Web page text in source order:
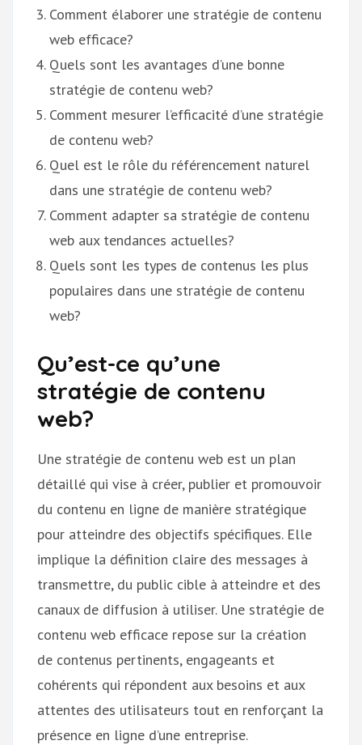
Comment élaborer une stratégie de contenu
web efficace?
Quels sont les avantages d’une bonne
stratégie de contenu web?
Comment mesurer l’efficacité d’une stratégie
de contenu web?
Quel est le rôle du référencement naturel
dans une stratégie de contenu web?
Comment adapter sa stratégie de contenu
web aux tendances actuelles?
Quels sont les types de contenus les plus
populaires dans une stratégie de contenu
web?
Qu’est-ce qu’une
stratégie de contenu
web?
Une stratégie de contenu web est un plan
détaillé qui vise à créer, publier et promouvoir
du contenu en ligne de manière stratégique
pour atteindre des objectifs spécifiques. Elle
implique la définition claire des messages à
transmettre, du public cible à atteindre et des
canaux de diffusion à utiliser. Une stratégie de
contenu web efficace repose sur la création
de contenus pertinents, engageants et
cohérents qui répondent aux besoins et aux
attentes des utilisateurs tout en renforçant la
présence en ligne d’une entreprise.